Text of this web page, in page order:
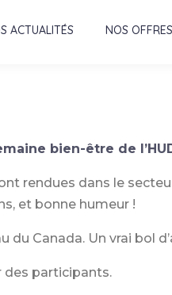
ACTUALITÉS NOS
bien-être de
rendues dans le
et bonne humeur !
du Canada. Un vrai bol
des participants.